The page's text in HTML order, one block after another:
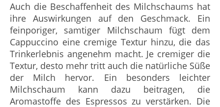
Auch die Beschaffenheit des Milchschaums hat
ihre Auswirkungen auf den Geschmack. Ein
feinporiger, samtiger Milchschaum fügt dem
Cappuccino eine cremige Textur hinzu, die das
Trinkerlebnis angenehm macht. Je cremiger die
Textur, desto mehr tritt auch die natürliche Süße
der Milch hervor. Ein besonders leichter
Milchschaum kann dazu beitragen, die
Aromastoffe des Espressos zu verstärken. Die